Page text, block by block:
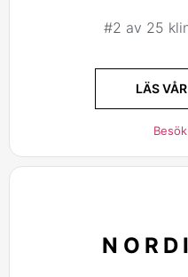
#2 av 25
LÄS